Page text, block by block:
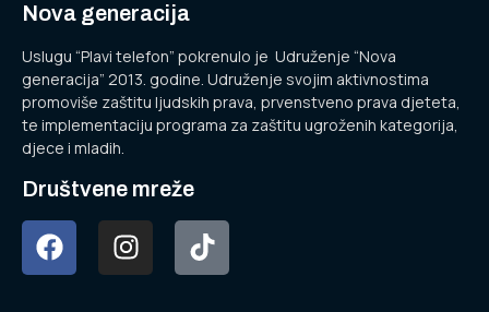
Nova generacija
Uslugu “Plavi telefon” pokrenulo je Udruženje “Nova
generacija” 2013. godine. Udruženje svojim aktivnostima
promoviše zaštitu ljudskih prava, prvenstveno prava djeteta,
te implementaciju programa za zaštitu ugroženih kategorija,
djece i mladih.
Društvene mreže